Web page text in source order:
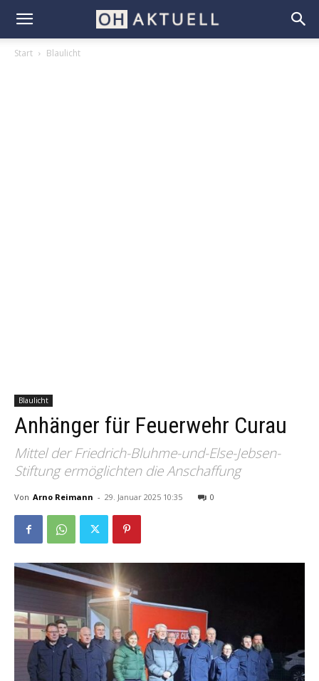
Start Blaulicht
Blaulicht
Anhänger für Feuerwehr Curau
Mittel der Friedrich-Bluhme-und-Else-Jebsen-
Stiftung ermöglichten die Anschaffung
Von Arno Reimann - 29. Januar 2025 10:35 0